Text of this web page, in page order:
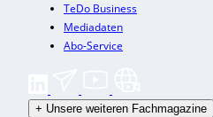
TeDo Business
Mediadaten
Abo-Service
+ Unsere weiteren Fachmagazine